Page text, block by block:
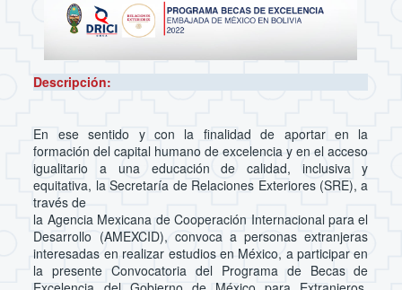
Descripción:
En ese sentido y con la finalidad de aportar en la
formación del capital humano de excelencia y en el acceso
igualitario a una educación de calidad, inclusiva y
equitativa, la Secretaría de Relaciones Exteriores (SRE), a
través de
la Agencia Mexicana de Cooperación Internacional para el
Desarrollo (AMEXCID), convoca a personas extranjeras
interesadas en realizar estudios en México, a participar en
la presente Convocatoria del Programa de Becas de